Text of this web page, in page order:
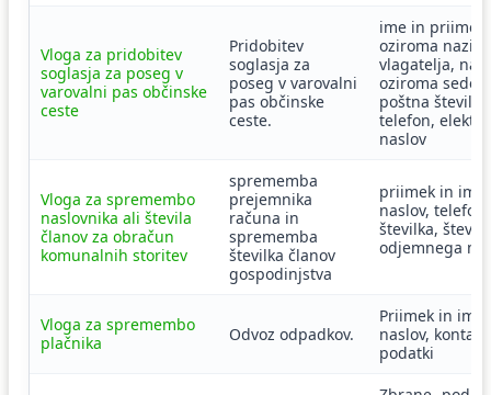
Vloga za pridobitev
soglasja za poseg v
varovalni pas občinske
ceste
Pridobitev
soglasja za
poseg v varovalni
pas občinske
ceste.
ime in priimek
oziroma naziv
vlagatelja,
oziroma sedež,
poštna
telefon,
naslov
Vloga za spremembo
naslovnika ali števila
članov za obračun
komunalnih storitev
sprememba
prejemnika
računa in
sprememba
številka članov
gospodinjstva
priimek in ime,
naslov,
številka,
odjemnega
Vloga za spremembo
plačnika
Odvoz odpadkov.
Priimek in ime
naslov,
podatki